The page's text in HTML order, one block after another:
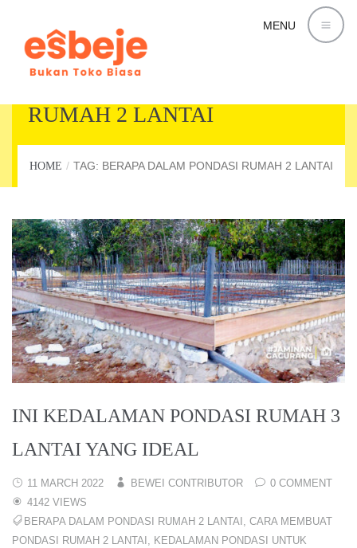
MENU
RUMAH 2 LANTAI
HOME TAG: BERAPA DALAM PONDASI RUMAH 2 LANTAI
INI KEDALAMAN PONDASI RUMAH 3
LANTAI YANG IDEAL
11 MARCH 2022 BEWEI CONTRIBUTOR
0 COMMENT
4142 VIEWS
BERAPA DALAM PONDASI RUMAH 2 LANTAI , CARA MEMBUAT
PONDASI RUMAH 2 LANTAI , KEDALAMAN PONDASI UNTUK